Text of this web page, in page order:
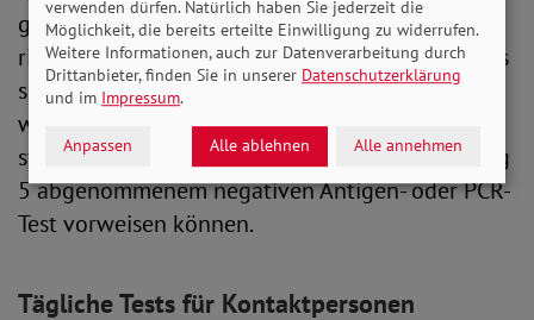
gen sowie ambu­lanten Pflege­diensten und Ein­
rich­tun­gen der Ein­glie­de­rungs­hilfe gelten etwas
schärfere Regeln. Diese können ihre Tätigkeit
wieder aufnehmen, wenn sie zuvor 48 Stunden
symptomfrei waren und einen frühestens am Tag
5 abgenommenem negativen Antigen- oder PCR-
Test vorweisen können.
Tägliche Tests für Kontaktpersonen
verwenden dürfen. Natürlich haben Sie jederzeit die
Möglichkeit, die bereits erteilte Einwilligung zu widerrufen.
Weitere Informationen, auch zur Datenverarbeitung durch
Drittanbieter, finden Sie in unserer Datenschutzerklärung
und im Impressum.
Anpassen Alle ablehnen Alle annehmen